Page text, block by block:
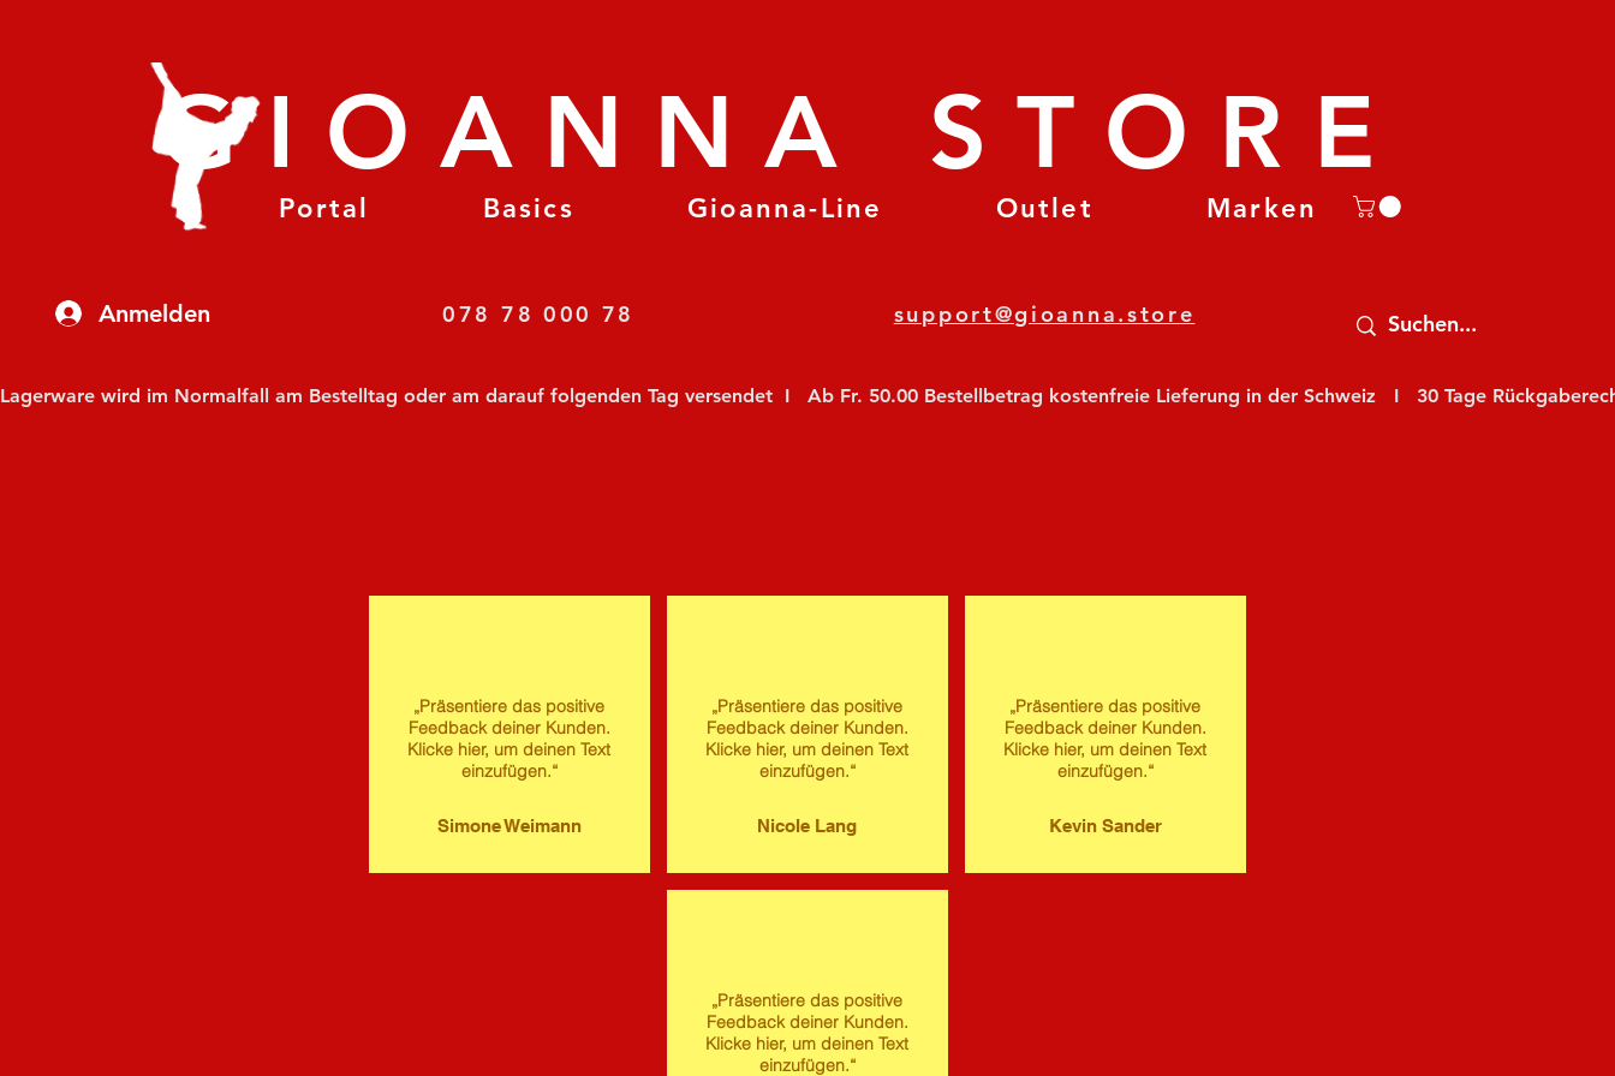
Anmelden
Portal Basics Gioanna-Line Outlet Marken
GIOANNA STORE
078 78 000 78 support@gioanna.store
Lagerware wird im Normalfall am Bestelltag oder am darauf folgenden Tag versendet  I   Ab Fr. 50.00 Bestellbetrag kostenfreie Lieferung in der Schweiz   I   30 Tage
„Präsentiere das positive
Feedback deiner Kunden.
Klicke hier, um deinen Text
einzufügen.“
Simone Weimann
„Präsentiere das positive
Feedback deiner Kunden.
Klicke hier, um deinen Text
einzufügen.“
Nicole Lang
„Präsentiere das positive
Feedback deiner Kunden.
Klicke hier, um deinen Text
einzufügen.“
Kevin Sander
„Präsentiere das positive
Feedback deiner Kunden.
Klicke hier, um deinen Text
einzufügen.“